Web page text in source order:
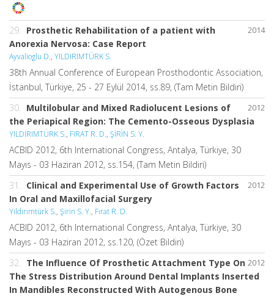
2014
29.
Prosthetic Rehabilitation of a patient with
Anorexia Nervosa: Case Report
Ayvalioglu D., YILDIRIMTÜRK S.
38th Annual Conference of European Prosthodontic Association,
İstanbul, Türkiye, 25 - 27 Eylül 2014, ss.89, (Tam Metin Bildiri)
2012
30.
Multilobular and Mixed Radiolucent Lesions of
the Periapical Region: The Cemento-Osseous Dysplasia
YILDIRIMTÜRK S., FIRAT R. D., ŞİRİN S. Y.
ACBID 2012, 6th International Congress, Antalya, Türkiye, 30
Mayıs - 03 Haziran 2012, ss.154, (Tam Metin Bildiri)
2012
31.
Clinical and Experimental Use of Growth Factors
In Oral and Maxillofacial Surgery
Yıldırımtürk S., Şirin S. Y., Fırat R. D.
ACBID 2012, 6th International Congress, Antalya, Türkiye, 30
Mayıs - 03 Haziran 2012, ss.120, (Özet Bildiri)
2012
32.
The Influence Of Prosthetic Attachment Type On
The Stress Distribution Around Dental Implants Inserted
In Mandibles Reconstructed With Autogenous Bone